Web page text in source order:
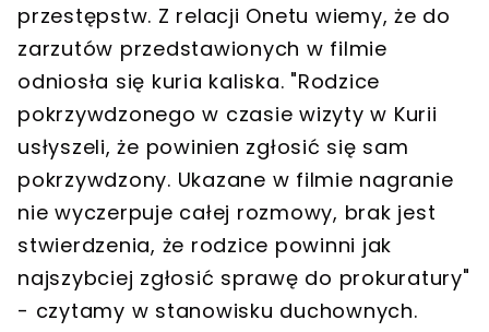
przestępstw. Z relacji Onetu wiemy, że do
zarzutów przedstawionych w filmie
odniosła się kuria kaliska. "Rodzice
pokrzywdzonego w czasie wizyty w Kurii
usłyszeli, że powinien zgłosić się sam
pokrzywdzony. Ukazane w filmie nagranie
nie wyczerpuje całej rozmowy, brak jest
stwierdzenia, że rodzice powinni jak
najszybciej zgłosić sprawę do prokuratury"
- czytamy w stanowisku duchownych.